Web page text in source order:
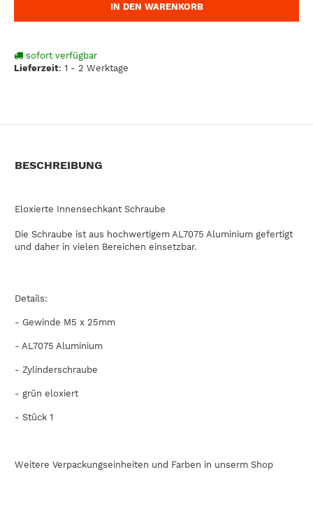
IN DEN WARENKORB
sofort verfügbar
Lieferzeit: 1 - 2 Werktage
BESCHREIBUNG
Eloxierte Innensechkant Schraube
Die Schraube ist aus hochwertigem AL7075 Aluminium gefertigt
und daher in vielen Bereichen einsetzbar.
Details:
- Gewinde M5 x 25mm
- AL7075 Aluminium
- Zylinderschraube
- grün eloxiert
- Stück 1
Weitere Verpackungseinheiten und Farben in unserm Shop